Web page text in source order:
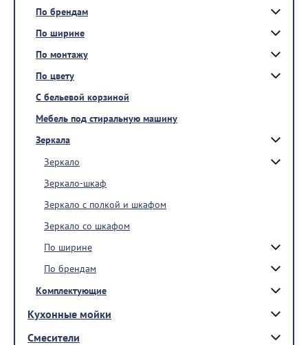
По брендам
По ширине
По монтажу
По цвету
С бельевой корзиной
Мебель под стиральную машину
Зеркала
Зеркало
Зеркало-шкаф
Зеркало с полкой и шкафом
Зеркало со шкафом
По ширине
По брендам
Комплектующие
Кухонные мойки
Смесители